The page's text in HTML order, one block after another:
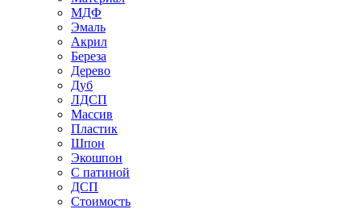
МДФ
Эмаль
Акрил
Береза
Дерево
Дуб
ЛДСП
Массив
Пластик
Шпон
Экошпон
С патиной
ДСП
Стоимость